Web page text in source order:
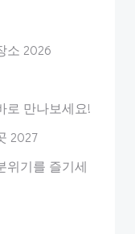
소 2026
로 만나보세요!
2027
위기를 즐기세